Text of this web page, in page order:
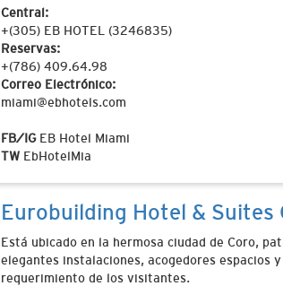
Central:
+(305) EB HOTEL (3246835)
Reservas:
+(786) 409.64.98
Correo Electrónico:
miami@ebhotels.com
FB/IGEB Hotel Miami
TW EbHotelMia
Eurobuilding Hotel & Suites
Está ubicado en la hermosa ciudad de Coro,
elegantes instalaciones, acogedores espacios
requerimiento de los visitantes.